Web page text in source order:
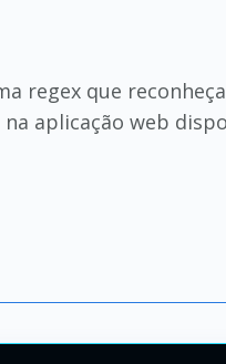
regex que
aplicação web